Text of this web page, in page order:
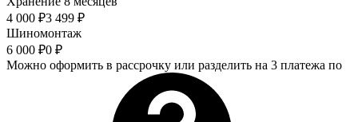
4 000 ₽3 499 ₽
Шиномонтаж
6 000 ₽0 ₽
Можно оформить в рассрочку или разделить на 3 платежа по